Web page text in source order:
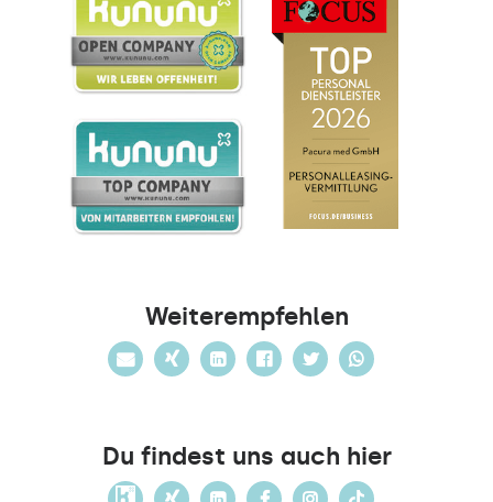
Weiterempfehlen
Du findest uns auch hier